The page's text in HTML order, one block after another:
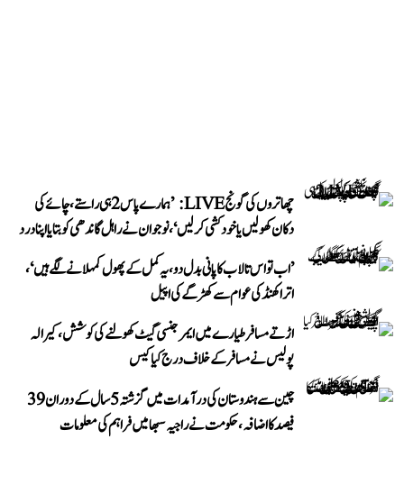
چھاتروں کی گونج LIVE: ’ہمارے پاس 2 ہی راستے، چائے کی
دکان کھولیں یا خودکشی کر لیں‘، نوجوان نے راہل گاندھی کو بتایا اپنا درد
’اب تو اس تالاب کا پانی بدل دو، یہ کمل کے پھول کمہلانے لگے ہیں‘،
اتراکھنڈ کی عوام سے کھڑگے کی اپیل
اڑتے مسافر طیارے میں ایمرجنسی گیٹ کھولنے کی کوشش، کیرالہ
پولیس نے مسافر کے خلاف درج کیا کیس
چین سے ہندوستان کی درآمدات میں گزشتہ 5 سال کے دوران 39
فیصد کا اضافہ، حکومت نے راجیہ سبھا میں فراہم کی معلومات